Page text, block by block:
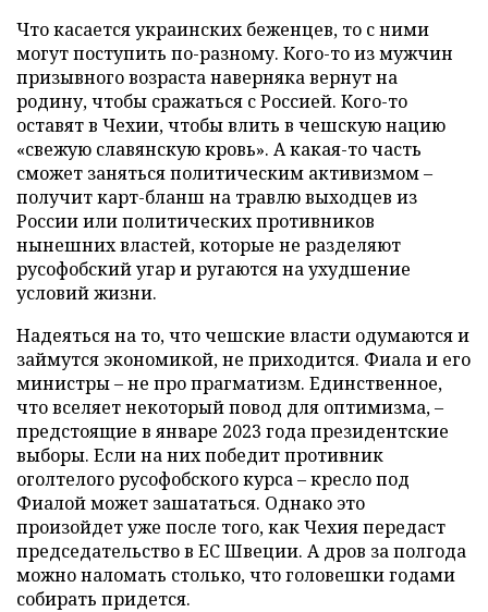
Что касается украинских беженцев, то с ними
могут поступить по-разному. Кого-то из мужчин
призывного возраста наверняка вернут на
родину, чтобы сражаться с Россией. Кого-то
оставят в Чехии, чтобы влить в чешскую нацию
«свежую славянскую кровь». А какая-то часть
сможет заняться политическим активизмом –
получит карт-бланш на травлю выходцев из
России или политических противников
нынешних властей, которые не разделяют
русофобский угар и ругаются на ухудшение
условий жизни.
Надеяться на то, что чешские власти одумаются и
займутся экономикой, не приходится. Фиала и его
министры – не про прагматизм. Единственное,
что вселяет некоторый повод для оптимизма, –
предстоящие в январе 2023 года президентские
выборы. Если на них победит противник
оголтелого русофобского курса – кресло под
Фиалой может зашататься. Однако это
произойдет уже после того, как Чехия передаст
председательство в ЕС Швеции. А дров за полгода
можно наломать столько, что головешки годами
собирать придется.